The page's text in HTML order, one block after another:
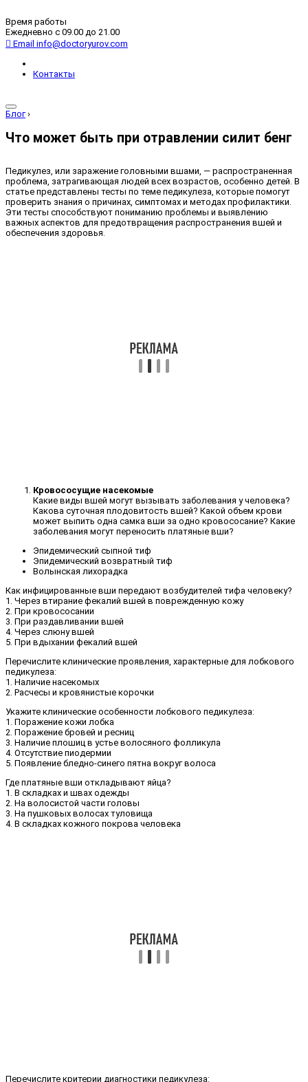
Время работы
Ежедневно с 09.00 до 21.00
Email info@doctoryurov.com
Контакты
Блог ›
Что может быть при отравлении силит бенг
Педикулез, или заражение головными вшами, — распространенная
проблема, затрагивающая людей всех возрастов, особенно детей. В
статье представлены тесты по теме педикулеза, которые помогут
проверить знания о причинах, симптомах и методах профилактики.
Эти тесты способствуют пониманию проблемы и выявлению
важных аспектов для предотвращения распространения вшей и
обеспечения здоровья.
Кровососущие насекомые
Какие виды вшей могут вызывать заболевания у человека?
Какова суточная плодовитость вшей? Какой объем крови
может выпить одна самка вши за одно кровососание? Какие
заболевания могут переносить платяные вши?
Эпидемический сыпной тиф
Эпидемический возвратный тиф
Волынская лихорадка
Как инфицированные вши передают возбудителей тифа человеку?
1. Через втирание фекалий вшей в поврежденную кожу
2. При кровососании
3. При раздавливании вшей
4. Через слюну вшей
5. При вдыхании фекалий вшей
Перечислите клинические проявления, характерные для лобкового
педикулеза:
1. Наличие насекомых
2. Расчесы и кровянистые корочки
Укажите клинические особенности лобкового педикулеза:
1. Поражение кожи лобка
2. Поражение бровей и ресниц
3. Наличие плошиц в устье волосяного фолликула
4. Отсутствие пиодермии
5. Появление бледно-синего пятна вокруг волоса
Где платяные вши откладывают яйца?
1. В складках и швах одежды
2. На волосистой части головы
3. На пушковых волосах туловища
4. В складках кожного покрова человека
Перечислите критерии диагностики педикулеза: